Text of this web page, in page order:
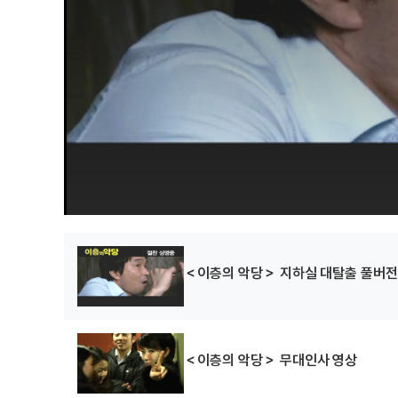
＜이층의 악당＞ 지하실 대탈출 풀버
＜이층의 악당＞ 무대인사 영상